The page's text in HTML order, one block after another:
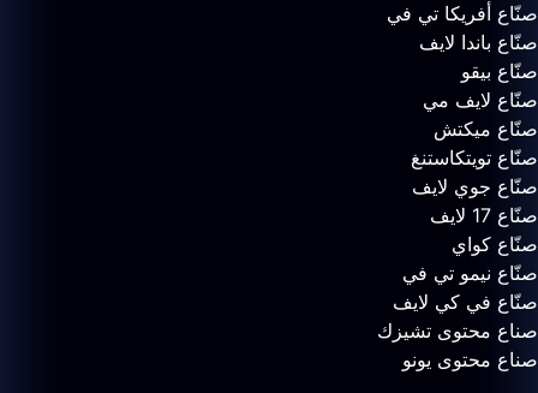
صنّاع أفريكا تي في
صنّاع باندا لايف
صنّاع بيقو
صنّاع لايف مي
صنّاع ميكتش
صنّاع تويتكاستنغ
صنّاع جوي لايف
صنّاع 17 لايف
صنّاع كواي
صنّاع نيمو تي في
صنّاع في كي لايف
صناع محتوى تشيزك
صناع محتوى يونو